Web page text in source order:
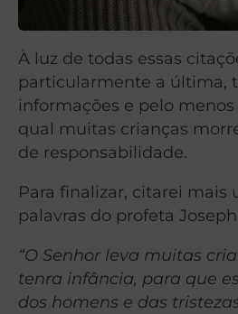
À luz de todas essas
particularmente a última,
informações e pelo
qual muitas crianças
de responsabilidade.
Para finalizar, citarei mais
palavras do profeta
“O Senhor leva muitas
tenra infância, para que
dos homens e das